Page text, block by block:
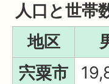
人口と世帯
地区
宍粟市